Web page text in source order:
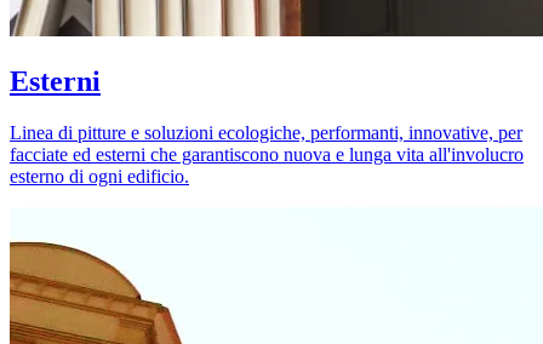
Esterni
Linea di pitture e soluzioni ecologiche, performanti, innovative, per
facciate ed esterni che garantiscono nuova e lunga vita all'involucro
esterno di ogni edificio.